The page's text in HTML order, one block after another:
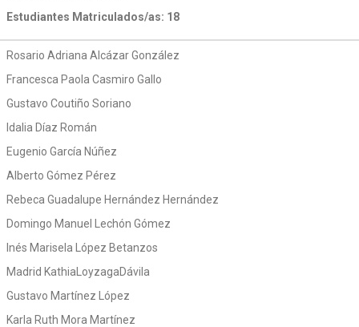
Estudiantes Matriculados/as: 18
Rosario Adriana Alcázar González
Francesca Paola Casmiro Gallo
Gustavo Coutiño Soriano
Idalia Díaz Román
Eugenio García Núñez
Alberto Gómez Pérez
Rebeca Guadalupe Hernández Hernández
Domingo Manuel Lechón Gómez
Inés Marisela López Betanzos
Madrid KathiaLoyzagaDávila
Gustavo Martínez López
Karla Ruth Mora Martínez